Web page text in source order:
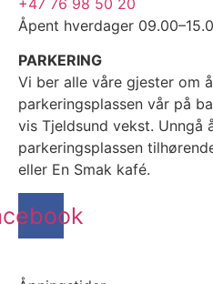
Åpent hverdager
PARKERING
Vi ber alle våre gjester om
parkeringsplassen vår på
vis Tjeldsund vekst. Unngå
parkeringsplassen
eller En Smak kafé.